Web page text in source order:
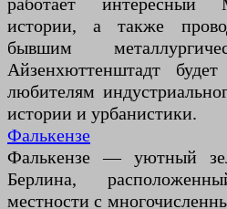
истории, а также
бывшим
Айзенхюттенштадт
любителям
истории и урбанистики.
Фалькензе
Фалькензе — уютный
Берлина,
местности с